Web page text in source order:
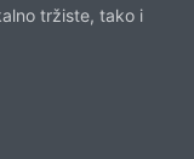
tržiste, tako i